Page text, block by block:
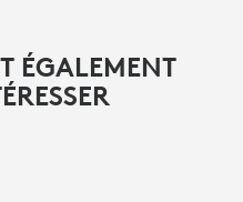
ÉGALEMENT